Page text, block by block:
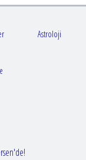
Astroloji